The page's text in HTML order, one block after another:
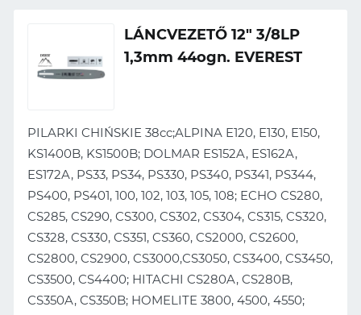
LÁNCVEZETŐ 12″ 3/8LP
1,3mm 44ogn. EVEREST
PILARKI CHIŃSKIE 38cc;ALPINA E120, E130, E150,
KS1400B, KS1500B; DOLMAR ES152A, ES162A,
ES172A, PS33, PS34, PS330, PS340, PS341, PS344,
PS400, PS401, 100, 102, 103, 105, 108; ECHO CS280,
CS285, CS290, CS300, CS302, CS304, CS315, CS320,
CS328, CS330, CS351, CS360, CS2000, CS2600,
CS2800, CS2900, CS3000,CS3050, CS3400, CS3450,
CS3500, CS4400; HITACHI CS280A, CS280B,
CS350A, CS350B; HOMELITE 3800, 4500, 4550;